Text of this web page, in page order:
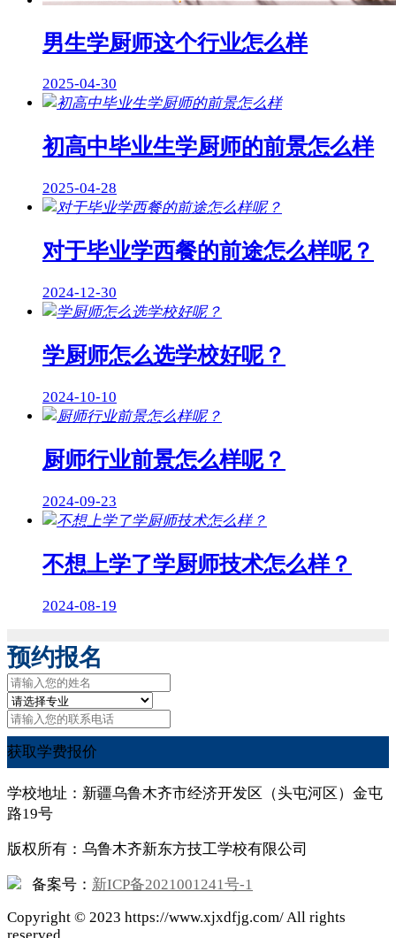
男生学厨师这个行业怎么样
2025-04-30
初高中毕业生学厨师的前景怎么样
2025-04-28
对于毕业学西餐的前途怎么样呢？
2024-12-30
学厨师怎么选学校好呢？
2024-10-10
厨师行业前景怎么样呢？
2024-09-23
不想上学了学厨师技术怎么样？
2024-08-19
预约报名
获取学费报价
学校地址：新疆乌鲁木齐市经济开发区（头屯河区）金屯
路19号
版权所有：乌鲁木齐新东方技工学校有限公司
备案号： 新ICP备2021001241号-1
Copyright © 2023 https://www.xjxdfjg.com/ All rights